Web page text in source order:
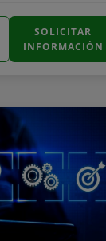
SOLICITAR
INFORMACIÓN